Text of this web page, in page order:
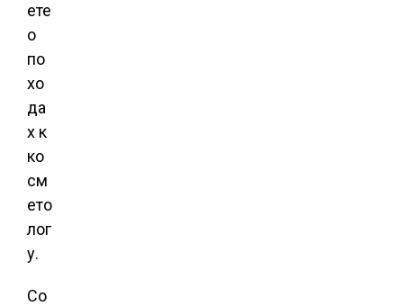
ете
о
по
хо
да
х к
ко
см
ето
лог
у.
Со